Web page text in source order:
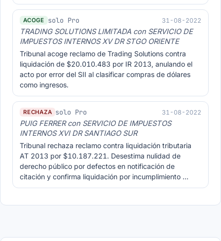
ACOGE solo Pro 31-08-2022
TRADING SOLUTIONS LIMITADA con SERVICIO DE
IMPUESTOS INTERNOS XV DR STGO ORIENTE
Tribunal acoge reclamo de Trading Solutions contra
liquidación de $20.010.483 por IR 2013, anulando el
acto por error del SII al clasificar compras de dólares
como ingresos.
RECHAZA solo Pro 31-08-2022
PUIG FERRER con SERVICIO DE IMPUESTOS
INTERNOS XVI DR SANTIAGO SUR
Tribunal rechaza reclamo contra liquidación tributaria
AT 2013 por $10.187.221. Desestima nulidad de
derecho público por defectos en notificación de
citación y confirma liquidación por incumplimiento …